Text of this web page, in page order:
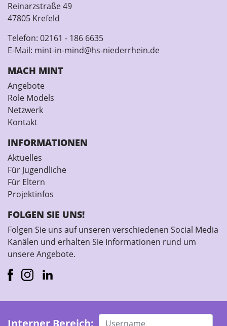
Reinarzstraße 49
47805 Krefeld
Telefon: 02161 - 186 6635
E-Mail: mint-in-mind@hs-niederrhein.de
MACH MINT
Angebote
Role Models
Netzwerk
Kontakt
INFORMATIONEN
Aktuelles
Für Jugendliche
Für Eltern
Projektinfos
FOLGEN SIE UNS!
Folgen Sie uns auf unseren verschiedenen Social Media
Kanälen und erhalten Sie Informationen rund um
unsere Angebote.
Interner Bereich: